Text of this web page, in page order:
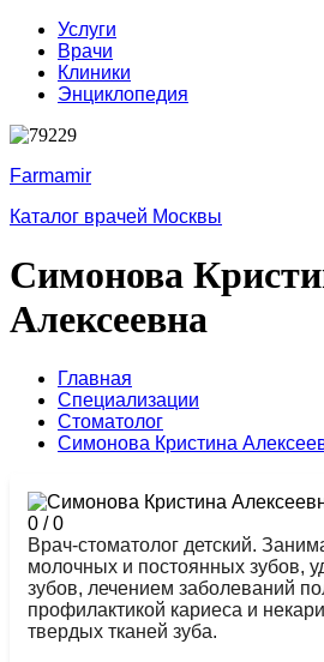
Услуги
Врачи
Клиники
Энциклопедия
Farmamir
Каталог врачей Москвы
Симонова
Алексеевна
Главная
Специализации
Стоматолог
Симонова Кристина
0 /0
Врач-стоматолог детский.
молочных и постоянных зубов,
зубов, лечением заболеваний
профилактикой кариеса и
твердых тканей зуба.